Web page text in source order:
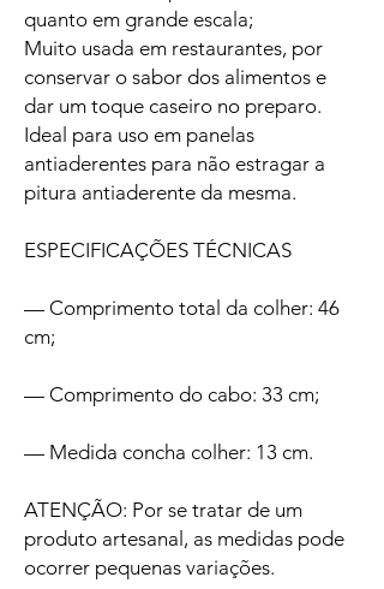
quanto em grande escala;
Muito usada em restaurantes, por
conservar o sabor dos alimentos e
dar um toque caseiro no preparo.
Ideal para uso em panelas
antiaderentes para não estragar a
pitura antiaderente da mesma.
ESPECIFICAÇÕES TÉCNICAS
— Comprimento total da colher: 46
cm;
— Comprimento do cabo: 33 cm;
— Medida concha colher: 13 cm.
ATENÇÃO: Por se tratar de um
produto artesanal, as medidas pode
ocorrer pequenas variações.